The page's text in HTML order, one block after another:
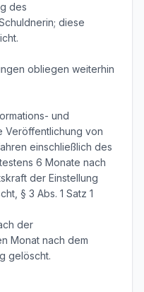
des
diese
obliegen weiterhin
und
Veröffentlichung von
einschließlich des
6 Monate nach
der Einstellung
§ 3 Abs. 1 Satz 1
der
Monat nach dem
gelöscht.